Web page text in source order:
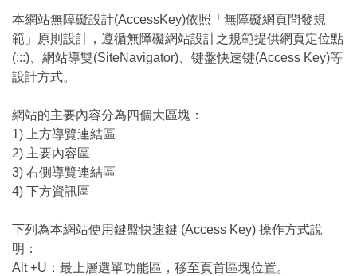
本網站無障礙設計(AccessKey)依照「無障礙網頁問發規
範」原則設計，遵循無障礙網站設計之規範提供網頁定位點
(:::)、網站導雙(SiteNavigator)、键盤快速键(Access Key)等
設計方式。
網站的主要內容分為四個大區塊：
1) 上方導覽連結區
2) 主要內容區
3) 右側導覽連結區
4) 下方資訊區
下列為本網站使用鍵盤快速鍵 (Access Key) 操作方式說
明：
Alt +U：最上層選單功能區，移至頁首區塊位置。